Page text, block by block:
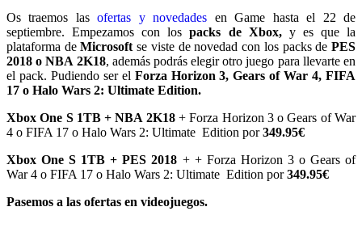
Os traemos lasofertas y novedades en Game hasta el 22 de
septiembre.Empezamos con lospacks de Xbox,y es que la
plataforma deMicrosoft se viste de novedad con los packs dePES
2018 o NBA 2K18, además podrás elegir otro juego para llevarte en
el pack. Pudiendo ser el Forza Horizon 3, Gears of War 4, FIFA
17 o Halo Wars 2: Ultimate Edition.
Xbox One S 1TB + NBA 2K18+ Forza Horizon 3 o Gears of War
4 o FIFA 17 o Halo Wars 2: Ultimate Edition por349.95€
Xbox One S 1TB + PES 2018 + + Forza Horizon 3 o Gears of
War 4 o FIFA 17 o Halo Wars 2: Ultimate Edition por349.95€
Pasemos a las ofertas en videojuegos.